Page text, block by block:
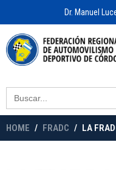
Dr. Manuel
Search
for:
HOME FRADC LA